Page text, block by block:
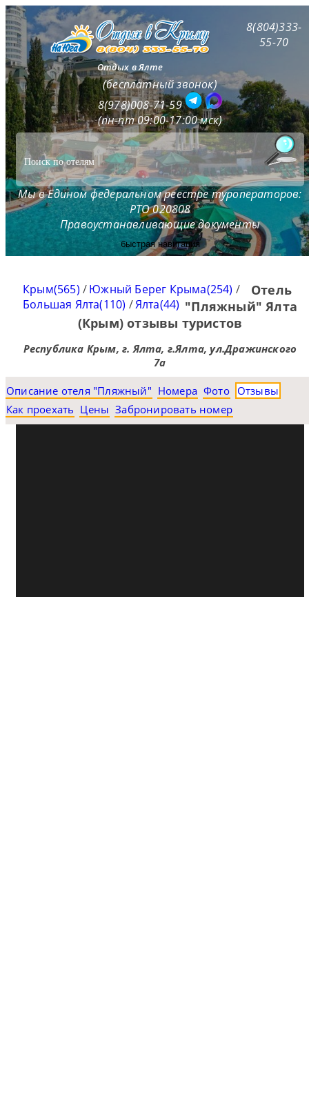
Отдых в Ялте
8(804)333-
55-70
(бесплатный звонок)
8(978)008-71-59
(пн-пт 09:00-17:00 мск)
Мы в Едином федеральном реестре туроператоров:
РТО 020808
Правоустанавливающие документы
быстрая навигация
Крым(565) /Южный Берег Крыма(254) /
Большая Ялта(110) /Ялта(44)
Отель
"Пляжный" Ялта
(Крым) отзывы туристов
Республика Крым, г. Ялта, г.Ялта, ул.Дражинского
7а
Описание отеля "Пляжный" Номера Фото
Отзывы
Как проехать Цены Забронировать номер